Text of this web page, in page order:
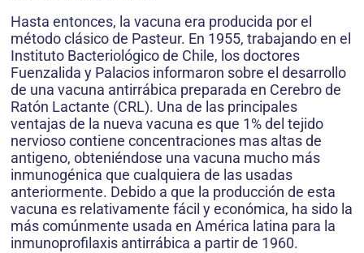
Hasta entonces, la vacuna era producida por el
método clásico de Pasteur. En 1955, trabajando en el
Instituto Bacteriológico de Chile, los doctores
Fuenzalida y Palacios informaron sobre el desarrollo
de una vacuna antirrábica preparada en Cerebro de
Ratón Lactante (CRL). Una de las principales
ventajas de la nueva vacuna es que 1% del tejido
nervioso contiene concentraciones mas altas de
antigeno, obteniéndose una vacuna mucho más
inmunogénica que cualquiera de las usadas
anteriormente. Debido a que la producción de esta
vacuna es relativamente fácil y económica, ha sido la
más comúnmente usada en América latina para la
inmunoprofilaxis antirrábica a partir de 1960.